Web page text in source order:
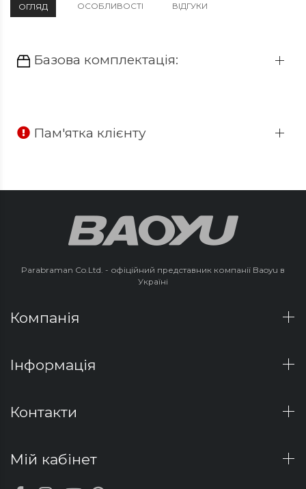
ОГЛЯД ОСОБЛИВОСТІ ВІДГУКИ
Базова комплектація:
Пам'ятка клієнту
Parabraman Co.Ltd. - офіційний представник компанії Baoyu в
Україні
Компанія
Інформація
Контакти
Мій кабінет